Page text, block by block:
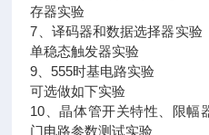
存器实验
7、译码器和数据选择
单稳态触发器实验
9、555时基电路实验
可选做如下实验
10、晶体管开关特性、限
门电路参数测试实验